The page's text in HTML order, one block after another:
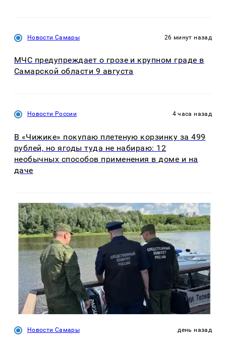
Новости Самары 26 минут назад
МЧС предупреждает о грозе и крупном граде в
Самарской области 9 августа
Новости России 4 часа назад
В «Чижике» покупаю плетеную корзинку за 499
рублей, но ягоды туда не набираю: 12
необычных способов применения в доме и на
даче
Новости Самары день назад